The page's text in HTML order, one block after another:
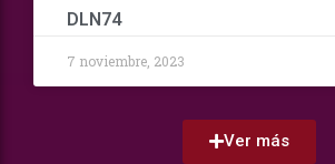
DLN74
7 noviembre, 2023
Ver más